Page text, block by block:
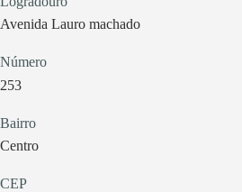
Avenida Lauro machado
Número
253
Bairro
Centro
CEP